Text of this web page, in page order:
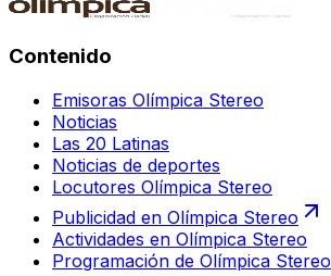
Contenido
Emisoras Olímpica Stereo
Noticias
Las 20 Latinas
Noticias de deportes
Locutores Olímpica Stereo
Publicidad en Olímpica Stereo
Actividades en Olímpica Stereo
Programación de Olímpica Stereo